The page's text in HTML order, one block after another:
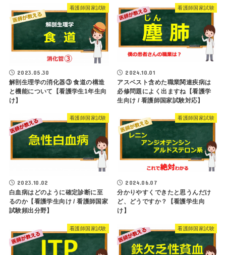
看護師国家試験
2023.05.30
解剖生理学の消化器③ 食道の構造
と機能について【看護学生1年生向
け】
看護師国家試験
2024.10.01
アスベスト含めた職業関連疾病は
必修問題によく出ますね【看護学
生向け / 看護師国家試験対応】
看護師国家試験
2023.10.02
白血病はどのように確定診断に至
るのか【看護学生向け / 看護師国家
試験頻出分野】
看護師国家試験
2024.06.07
分かりやすくできたと思うんだけ
ど、どうですか？【看護学生向
け】
看護師国家試験 看護師国家試験